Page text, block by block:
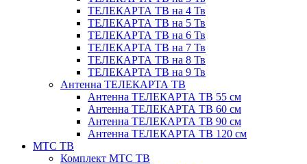
ТЕЛЕКАРТА ТВ на 4 Тв
ТЕЛЕКАРТА ТВ на 5 Тв
ТЕЛЕКАРТА ТВ на 6 Тв
ТЕЛЕКАРТА ТВ на 7 Тв
ТЕЛЕКАРТА ТВ на 8 Тв
ТЕЛЕКАРТА ТВ на 9 Тв
Антенна ТЕЛЕКАРТА ТВ
Антенна ТЕЛЕКАРТА ТВ 55 см
Антенна ТЕЛЕКАРТА ТВ 60 см
Антенна ТЕЛЕКАРТА ТВ 90 см
Антенна ТЕЛЕКАРТА ТВ 120 см
МТС ТВ
Комплект МТС ТВ